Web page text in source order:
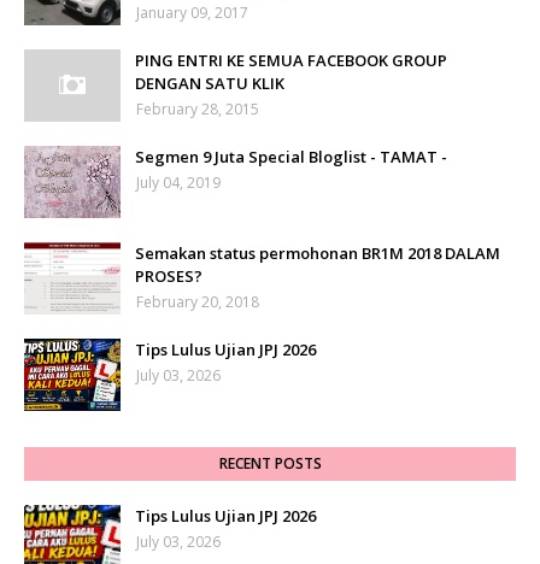
January 09, 2017
PING ENTRI KE SEMUA FACEBOOK GROUP
DENGAN SATU KLIK
February 28, 2015
Segmen 9 Juta Special Bloglist - TAMAT -
July 04, 2019
Semakan status permohonan BR1M 2018 DALAM
PROSES?
February 20, 2018
Tips Lulus Ujian JPJ 2026
July 03, 2026
RECENT POSTS
Tips Lulus Ujian JPJ 2026
July 03, 2026